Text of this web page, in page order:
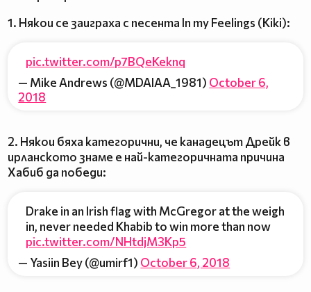
1. Някои се заиграха с песента In my Feelings (Kiki):
pic.twitter.com/p7BQeKeknq
— Mike Andrews (@MDAIAA_1981) October 6,
2018
2. Някои бяха категорични, че канадецът Дрейк в
ирланското знаме е най-категоричната причина
Хабиб да победи:
Drake in an Irish flag with McGregor at the weigh
in, never needed Khabib to win more than now
pic.twitter.com/NHtdjM3Kp5
— Yasiin Bey (@umirf1) October 6, 2018